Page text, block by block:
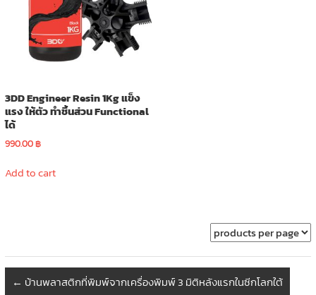
3DD Engineer Resin 1Kg แข็ง
แรง ให้ตัว ทำชิ้นส่วน Functional
ได้
990.00฿
Add to cart
← บ้านพลาสติกที่พิมพ์จากเครื่องพิมพ์ 3 มิติหลังแรกในซีกโลกใต้